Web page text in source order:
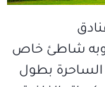
وبه شاطئ خاص
الساحرة بطول